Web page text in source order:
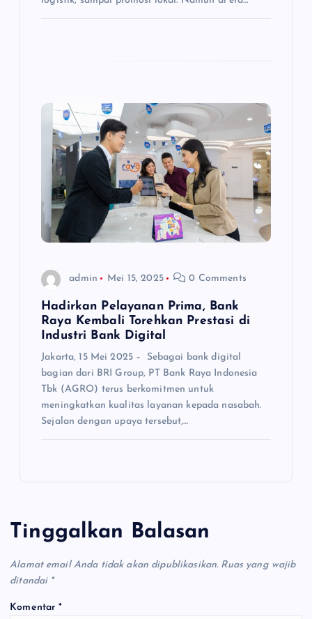
admin Mei 15, 2025 0 Comments
Hadirkan Pelayanan Prima, Bank
Raya Kembali Torehkan Prestasi di
Industri Bank Digital
Jakarta, 15 Mei 2025 – Sebagai bank digital
bagian dari BRI Group, PT Bank Raya Indonesia
Tbk (AGRO) terus berkomitmen untuk
meningkatkan kualitas layanan kepada nasabah.
Sejalan dengan upaya tersebut,…
Tinggalkan Balasan
Alamat email Anda tidak akan dipublikasikan. Ruas yang wajib
ditandai *
Komentar*